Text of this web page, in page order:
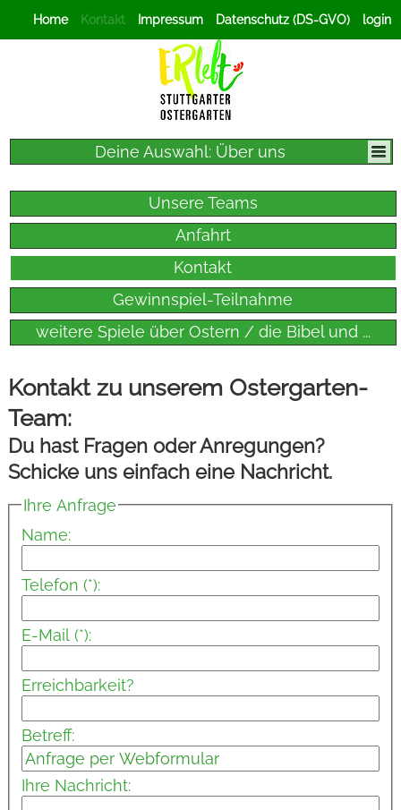
Home Kontakt Impressum Datenschutz (DS-GVO) login
Deine Auswahl: Über uns
Unsere Teams
Anfahrt
Kontakt
Gewinnspiel-Teilnahme
weitere Spiele über Ostern / die Bibel und ...
Kontakt zu unserem Ostergarten-
Team:
Du hast Fragen oder Anregungen?
Schicke uns einfach eine Nachricht.
Ihre Anfrage
Name:
Telefon (*):
E-Mail (*):
Erreichbarkeit?
Betreff:
Ihre Nachricht: